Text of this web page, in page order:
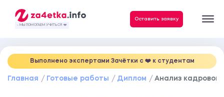
- МЫ ПОМОГАЕМ УЧИТЬСЯ ❤️
Оставить заявку
Выполнено экспертами Зачётки c ❤️ к студентам
Главная Готовые работы Диплом Анализ кадровой